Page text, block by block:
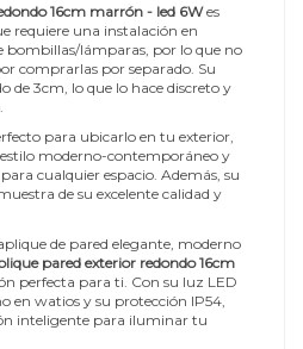
16cm marrón - led 6Wes
requiere una instalación en
bombillas/lámparas, por lo que no
comprarlas por separado. Su
de 3cm, lo que lo hace discreto y
para ubicarlo en tu exterior,
moderno-contemporáneo y
cualquier espacio. Además, su
de su excelente calidad y
de pared elegante, moderno
pared exterior redondo 16cm
perfecta para ti. Con su luz LED
en watios y su protección IP54,
inteligente para iluminar tu